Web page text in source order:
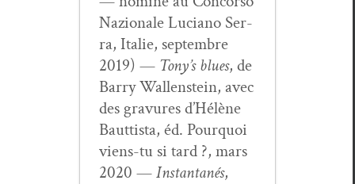
Nazionale Luciano Ser­
ra, Ital­ie, sep­tem­bre
2019) — Tony’s blues, de
Bar­ry Wal­len­stein, avec
des gravures d’Hélène
Baut­tista, éd. Pourquoi
viens-tu si tard ?, mars
2020 —Instan­ta­nés,